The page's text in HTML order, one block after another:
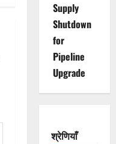
Supply
Shutdown
for
Pipeline
Upgrade
श्रेणियाँ